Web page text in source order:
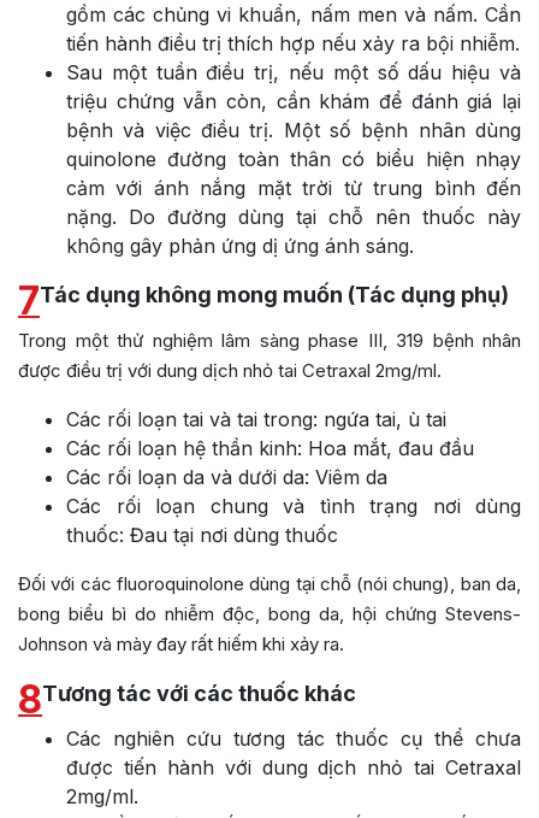
gồm các chủng vi khuẩn, nấm men và nấm. Cần
tiến hành điều trị thích hợp nếu xảy ra bội nhiễm.
Sau một tuần điều trị, nếu một số dấu hiệu và
triệu chứng vẫn còn, cần khám để đánh giá lại
bệnh và việc điều trị. Một số bệnh nhân dùng
quinolone đường toàn thân có biểu hiện nhạy
cảm với ánh nắng mặt trời từ trung bình đến
nặng. Do đường dùng tại chỗ nên thuốc này
không gây phản ứng dị ứng ánh sáng.
7Tác dụng không mong muốn (Tác dụng phụ)
Trong một thử nghiệm lâm sàng phase III, 319 bệnh nhân
được điều trị với dung dịch nhỏ tai Cetraxal 2mg/ml.
Các rối loạn tai và tai trong: ngứa tai, ù tai
Các rối loạn hệ thần kinh: Hoa mắt, đau đầu
Các rối loạn da và dưới da: Viêm da
Các rối loạn chung và tình trạng nơi dùng
thuốc: Đau tại nơi dùng thuốc
Đối với các fluoroquinolone dùng tại chỗ (nói chung), ban da,
bong biểu bì do nhiễm độc, bong da, hội chứng Stevens-
Johnson và mày đay rất hiếm khi xảy ra.
8Tương tác với các thuốc khác
Các nghiên cứu tương tác thuốc cụ thể chưa
được tiến hành với dung dịch nhỏ tai Cetraxal
2mg/ml.